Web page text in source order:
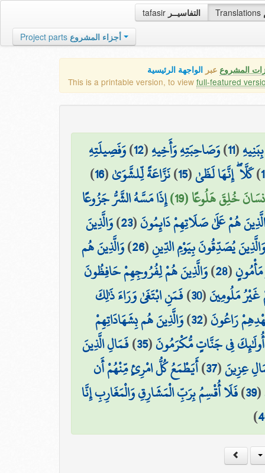
tafasir التفاسيــر Translations
Project parts أجزاء المشروع
المشروع عبر الواجهة الرئيسية
This is a printable version, to view full-featured
(
11
)وَصَاحِبَتِهِ وَأَخِيهِ(
12
)وَفَصِيلَتِهِ
)كَلَّا ۖ إِنَّهَا لَظَىٰ(
15
)نَزَّاعَةً لِّلشَّوَىٰ(
16
)
خُلِقَ هَلُوعًا (19)
إِذَا مَسَّهُ الشَّرُّ جَزُوعًا
الَّذِينَ هُمْ عَلَىٰ صَلَاتِهِمْ دَائِمُونَ(
23
)وَالَّذِينَ
وَالَّذِينَ يُصَدِّقُونَ بِيَوْمِ الدِّينِ(
26
)وَالَّذِينَ هُم
(
28
)وَالَّذِينَ هُمْ لِفُرُوجِهِمْ حَافِظُونَ
غَيْرُ مَلُومِينَ(
30
)فَمَنِ ابْتَغَىٰ وَرَاءَ ذَٰلِكَ
رَاعُونَ(
32
)وَالَّذِينَ هُم بِشَهَادَاتِهِمْ
أُولَٰئِكَ فِي جَنَّاتٍ مُّكْرَمُونَ(
35
)فَمَالِ الَّذِينَ
عِزِينَ(
37
)أَيَطْمَعُ كُلُّ امْرِئٍ مِّنْهُمْ أَن
(
39
)فَلَا أُقْسِمُ بِرَبِّ الْمَشَارِقِ وَالْمَغَارِبِ إِنَّا
)